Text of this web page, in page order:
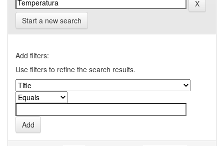
Start a new search
Add filters:
Use filters to refine the search results.